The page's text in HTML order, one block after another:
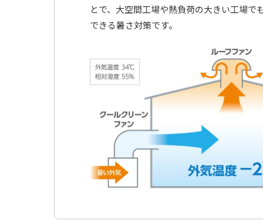
とで、⼤空間⼯場や熱負荷の⼤きい⼯場で
できる暑さ対策です。